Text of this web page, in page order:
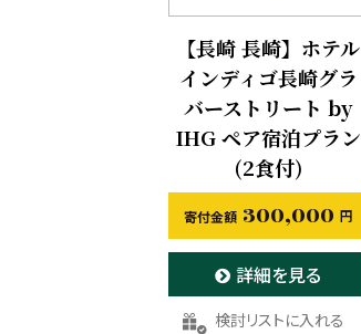
【長崎 長崎】ホテル
インディゴ長崎グラ
バーストリート by
IHG ペア宿泊プラン
(2食付)
300,000
詳細を見る
お気に入りに登録する